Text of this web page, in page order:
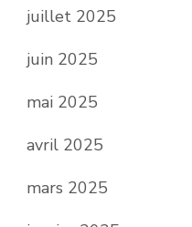
juillet 2025
juin 2025
mai 2025
avril 2025
mars 2025